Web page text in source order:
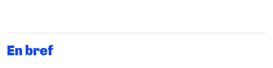
En bref